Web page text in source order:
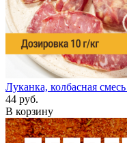
Луканка, колбасная
44 руб.
В корзину